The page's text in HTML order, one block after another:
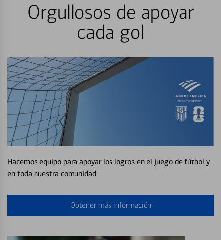
Orgullosos de apoyar
cada gol
Hacemos equipo para apoyar los logros en el juego de fútbol y
en toda nuestra comunidad.
Obtener más información